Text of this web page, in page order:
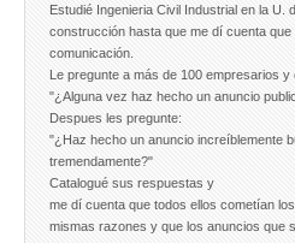
Estudié Ingenieria Civil Industrial en la U.
construcción hasta que me dí cuenta
comunicación.
Le pregunte a más de 100 empresarios y
"¿Alguna vez haz hecho un anuncio
Despues les pregunte:
"¿Haz hecho un anuncio increíblemente
tremendamente?"
Catalogué sus respuestas y
me dí cuenta que todos ellos cometían
mismas razones y que los anuncios que